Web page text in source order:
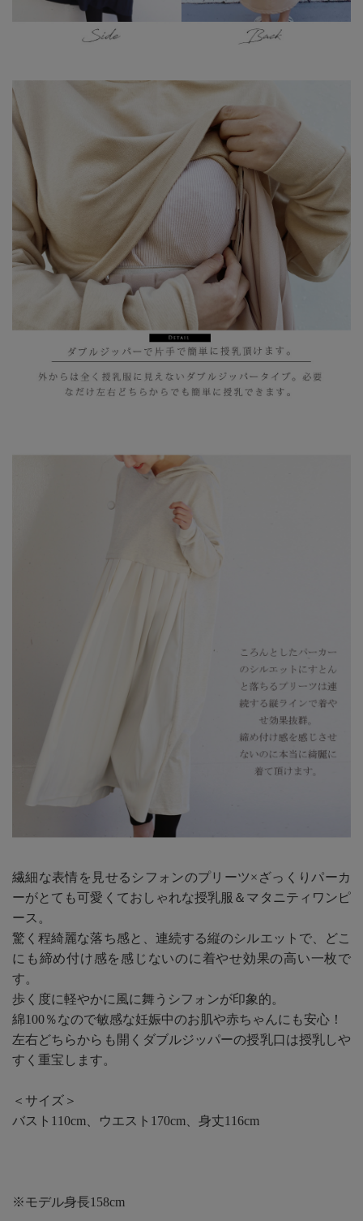
繊細な表情を見せるシフォンのプリーツ×ざっくりパーカ
ーがとても可愛くておしゃれな授乳服＆マタニティワンピ
ース。
驚く程綺麗な落ち感と、連続する縦のシルエットで、どこ
にも締め付け感を感じないのに着やせ効果の高い一枚で
す。
歩く度に軽やかに風に舞うシフォンが印象的。
綿100％なので敏感な妊娠中のお肌や赤ちゃんにも安心！
左右どちらからも開くダブルジッパーの授乳口は授乳しや
すく重宝します。
＜サイズ＞
バスト110cm、ウエスト170cm、身丈116cm
※モデル身長158cm